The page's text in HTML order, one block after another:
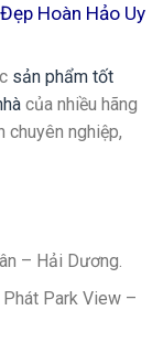
Hoàn Hảo Uy
sản phẩm tốt
của nhiều hãng
nghiệp,
– Hải Dương.
Park View –